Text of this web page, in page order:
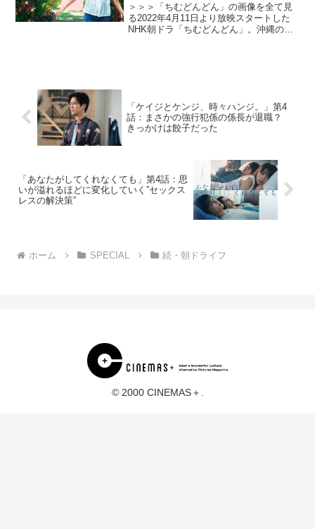
＞＞＞「ちむどんどん」の画像を全て見
る2022年4月11日より放映スタートした
NHK朝ドラ「ちむどんどん」。沖縄の本
「ケイジとケンジ、時々ハンジ。」第4
話：まさかの強行犯係の係長が退職？
きっかけは餃子だった
「あなたがしてくれなくても」第4話：思
いが溢れるほどに変化していく”セックス
レスの解決策”
ホーム SPECIAL 続・朝ドライフ
© 2000 CINEMAS＋.